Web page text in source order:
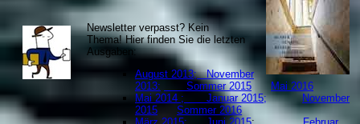
Newsletter verpasst? Kein
Thema! Hier finden Sie die letzten
Ausgaben:
August 2013;November
2013:
Sommer 2015
Mai 2016
Mai 2014 ; Januar 2015;
November
2015
Sommer 2016